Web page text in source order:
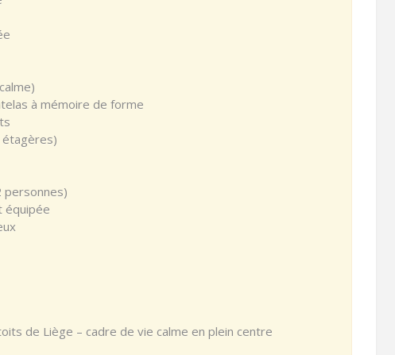
à mémoire de forme
personnes)
équipée
de Liège – cadre de vie calme en plein centre